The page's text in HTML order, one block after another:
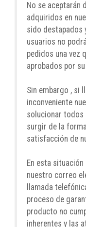
No se aceptarán
adquiridos en
sido destapados
usuarios no
pedidos una vez
aprobados por
Sin embargo , si
inconveniente
solucionar todos
surgir de la
satisfacción de
En esta
nuestro correo
llamada
proceso de
producto no
inherentes y las